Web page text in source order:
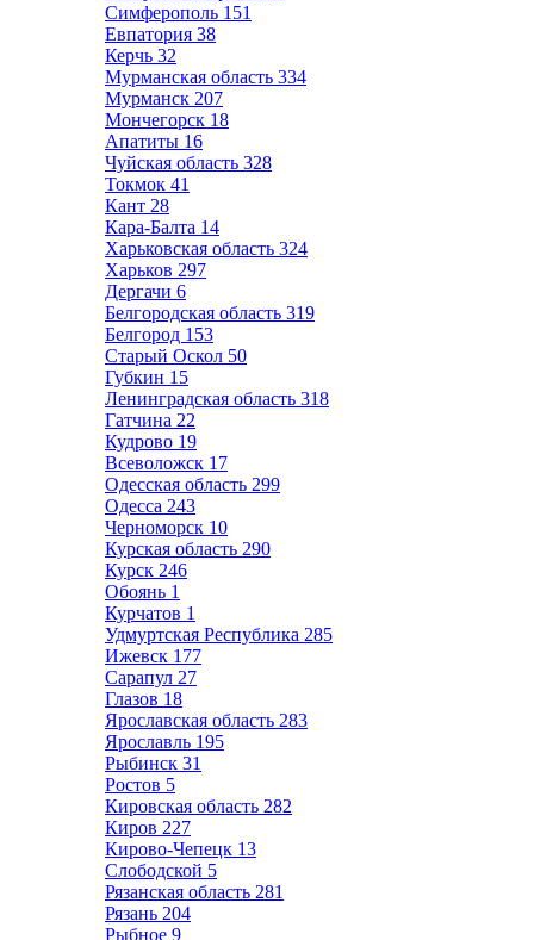
Симферополь 151
Евпатория 38
Керчь 32
Мурманская область 334
Мурманск 207
Мончегорск 18
Апатиты 16
Чуйская область 328
Токмок 41
Кант 28
Кара-Балта 14
Харьковская область 324
Харьков 297
Дергачи 6
Белгородская область 319
Белгород 153
Старый Оскол 50
Губкин 15
Ленинградская область 318
Гатчина 22
Кудрово 19
Всеволожск 17
Одесская область 299
Одесса 243
Черноморск 10
Курская область 290
Курск 246
Обоянь 1
Курчатов 1
Удмуртская Республика 285
Ижевск 177
Сарапул 27
Глазов 18
Ярославская область 283
Ярославль 195
Рыбинск 31
Ростов 5
Кировская область 282
Киров 227
Кирово-Чепецк 13
Слободской 5
Рязанская область 281
Рязань 204
Рыбное 9